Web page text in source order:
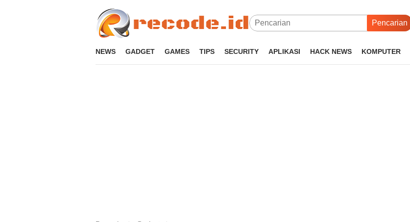
Pencarian
NEWS GADGET GAMES TIPS SECURITY APLIKASI HACK NEWS KOMPUTER